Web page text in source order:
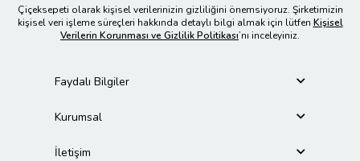
Çiçeksepeti olarak kişisel verilerinizin gizliliğini önemsiyoruz. Şirketimizin
kişisel veri işleme süreçleri hakkında detaylı bilgi almak için lütfen Kişisel
Verilerin Korunması ve Gizlilik Politikası’nı inceleyiniz.
Faydalı Bilgiler
Kurumsal
İletişim